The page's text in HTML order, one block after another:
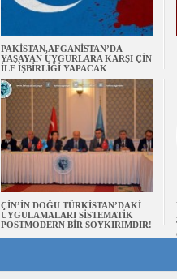
PAKİSTAN,AFGANİSTAN’DA
YAŞAYAN UYGURLARA KARŞI ÇİN
İLE İŞBİRLİĞİ YAPACAK
ÇİN’İN DOĞU TÜRKİSTAN’DAKİ
UYGULAMALARI SİSTEMATİK
POSTMODERN BİR SOYKIRIMDIR!